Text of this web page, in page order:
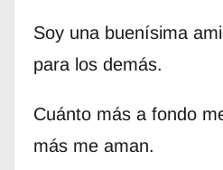
Soy una buenísima
para los demás.
Cuánto más a fondo
más me aman.